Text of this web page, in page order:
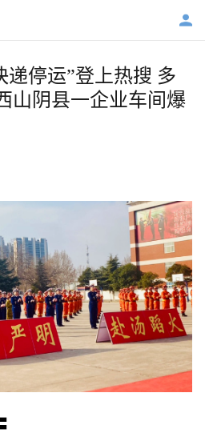
递停运”登上热搜 多
山阴县一企业车间爆